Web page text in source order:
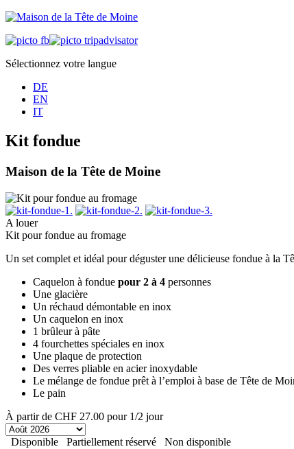
Sélectionnez votre langue
DE
EN
IT
Kit fondue
Maison de la Tête de Moine
A louer
Kit pour fondue au fromage
Un set complet et idéal pour déguster une délicieuse fondue à la
Caquelon à fondue pour 2 à 4 personnes
Une glacière
Un réchaud démontable en inox
Un caquelon en inox
1 brûleur à pâte
4 fourchettes spéciales en inox
Une plaque de protection
Des verres pliable en acier inoxydable
Le mélange de fondue prêt à l’emploi à base de Tête de
Le pain
À partir de CHF 27.00 pour 1/2 jour
Disponible Partiellement réservé
Non disponible